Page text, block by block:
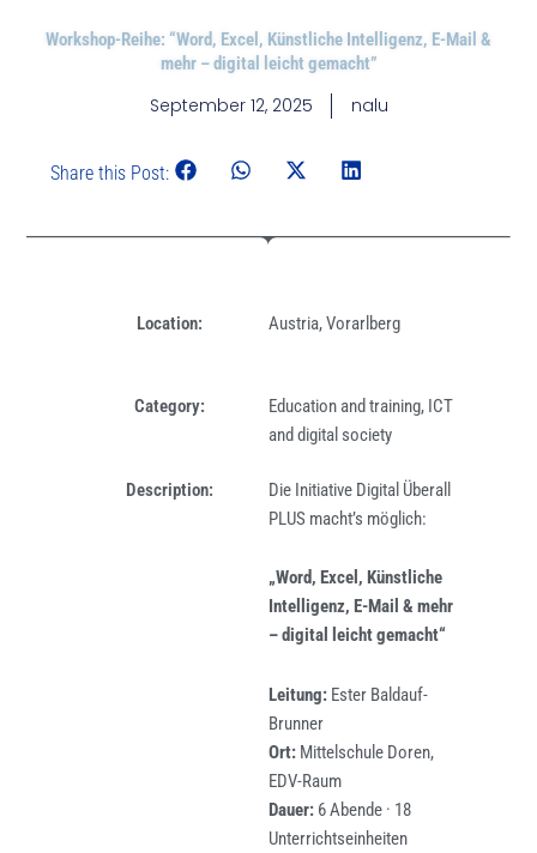
Workshop-Reihe: “Word, Excel, Künstliche Intelligenz, E-Mail &
mehr – digital leicht gemacht”
September 12, 2025 nalu
Share this Post:
Location: Austria,Vorarlberg
Category: Education and training, ICT
and digital society
Description:
Die Initiative Digital Überall
PLUS macht’s möglich:
„Word, Excel, Künstliche
Intelligenz, E-Mail & mehr
– digital leicht gemacht“
Leitung: Ester Baldauf-
Brunner
Ort: Mittelschule Doren,
EDV-Raum
Dauer: 6 Abende · 18
Unterrichtseinheiten